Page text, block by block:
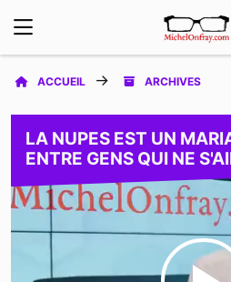
ACCUEIL ARCHIVES
LA NUPES EST UN
ENTRE GENS QUI NE